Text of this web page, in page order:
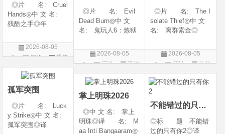
◎片 名: Cruel
Hands◎中 文 名:
残酷之手◎年
地: 澳大利亚◎
类 别: 惊悚 / 恐
语◎上映日期: 202
6-07-24(澳大利亚)
2026-08-05
评论
恐怖
片
◎片 名: Evil
Dead Burn◎中 文
名: 鬼玩人6：炼狱
焚场(台) / 鬼玩人6：
燃烧 / 鬼玩人崛起衍
2026◎产 地:
美国◎类 别:
2026-08-05
评论
恐怖
片
◎片 名: The I
solate Thief◎中 文
名: 离群索金◎
产 地: 美国◎
类 别: 西部◎
上映日期: 2026-07-
10(美国)◎IMDb评分
2026-08-05
评论
动作
片
孤军突围
◎片 名: Luck
y Strike◎中 文 名:
孤军突围◎译
掌上明珠2026
◎中 文 名: 掌上
明珠◎译 名: M
aa Inti Bangaaram◎
不能错过的只有你2
◎标 题 不能错
过的只有你2◎译